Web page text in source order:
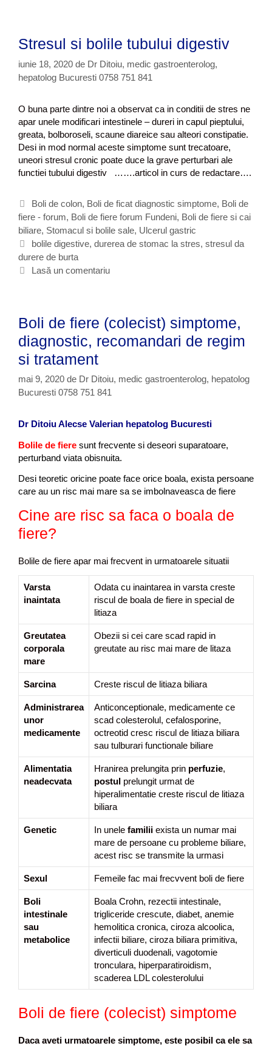
?
i
p
b
l
e
m
a
c
f
e
e
Stresul si bolile tubului digestiv
iunie 18, 2020 de Dr Ditoiu, medic gastroenterolog,
hepatolog Bucuresti 0758 751 841
O buna parte dintre noi a observat ca in conditii de stres ne
apar unele modificari intestinele – dureri in capul pieptului,
greata, bolboroseli, scaune diareice sau alteori constipatie.
Desi in mod normal aceste simptome sunt trecatoare,
uneori stresul cronic poate duce la grave perturbari ale
functiei tubului digestiv …….articol in curs de redactare….
C
a
t
e
g
o
Boli de colon, Boli de ficat diagnostic simptome, Boli de
fiere - forum, Boli de fiere forum Fundeni, Boli de fiere si cai
biliare, Stomacul si bolile sale, Ulcerul gastric
E
t
i
t
e
bolile digestive, durerea de stomac la stres, stresul da
durere de burta
Lasă un comentariu
Boli de fiere (colecist) simptome,
diagnostic, recomandari de regim
si tratament
mai 9, 2020 de Dr Ditoiu, medic gastroenterolog, hepatolog
Bucuresti 0758 751 841
Dr Ditoiu Alecse Valerian hepatolog Bucuresti
Bolile de fiere sunt frecvente si deseori suparatoare,
perturband viata obisnuita.
Desi teoretic oricine poate face orice boala, exista persoane
care au un risc mai mare sa se imbolnaveasca de fiere
Cine are risc sa faca o boala de
fiere?
Bolile de fiere apar mai frecvent in urmatoarele situatii
Varsta
inaintata
Odata cu inaintarea in varsta creste
riscul de boala de fiere in special de
litiaza
Greutatea
corporala
mare
Obezii si cei care scad rapid in
greutate au risc mai mare de litaza
Sarcina Creste riscul de litiaza biliara
Administrarea
unor
medicamente
Anticonceptionale, medicamente ce
scad colesterolul, cefalosporine,
octreotid cresc riscul de litiaza biliara
sau tulburari functionale biliare
Alimentatia
neadecvata
Hranirea prelungita prin perfuzie,
postul prelungit urmat de
hiperalimentatie creste riscul de litiaza
biliara
Genetic In unele familii exista un numar mai
mare de persoane cu probleme biliare,
acest risc se transmite la urmasi
Sexul Femeile fac mai frecvvent boli de fiere
Boli
intestinale
sau
metabolice
Boala Crohn, rezectii intestinale,
trigliceride crescute, diabet, anemie
hemolitica cronica, ciroza alcoolica,
infectii biliare, ciroza biliara primitiva,
diverticuli duodenali, vagotomie
tronculara, hiperparatiroidism,
scaderea LDL colesterolului
Boli de fiere (colecist) simptome
Daca aveti urmatoarele simptome, este posibil ca ele sa